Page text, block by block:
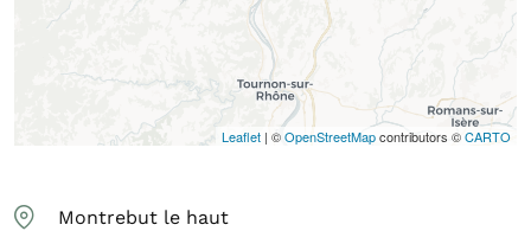
Leaflet | ©OpenStreetMapcontributors ©CARTO
Montrebut le haut